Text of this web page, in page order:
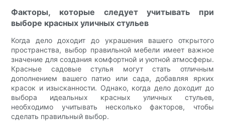
Факторы, которые следует учитывать при
выборе красных уличных стульев
Когда дело доходит до украшения вашего открытого
пространства, выбор правильной мебели имеет важное
значение для создания комфортной и уютной атмосферы.
Красные садовые стулья могут стать отличным
дополнением вашего патио или сада, добавляя ярких
красок и изысканности. Однако, когда дело доходит до
выбора идеальных красных уличных стульев,
необходимо учитывать несколько факторов, чтобы
сделать правильный выбор.